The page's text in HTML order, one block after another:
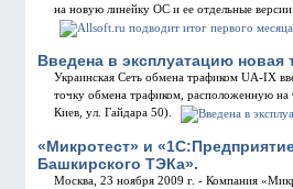
на новую линейку ОС и ее отдельные
Введена в эксплуатацию новая
Украинская Сеть обмена трафиком UA-IX
точку обмена трафиком, расположенную на
Киев, ул. Гайдара 50).
«Микротест» и
Башкирского ТЭКа».
Москва, 23 ноября 2009 г. - Компания